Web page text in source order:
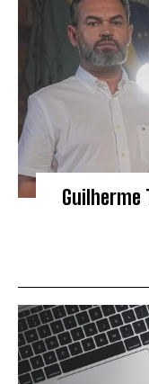
Guilherme